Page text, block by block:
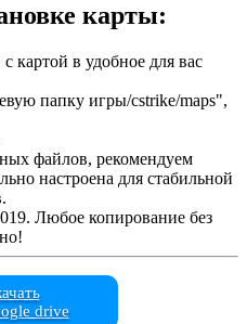
карты:
картой в удобное для вас
папку игры/cstrike/maps",
файлов, рекомендуем
настроена для стабильной
Любое копирование без
drive